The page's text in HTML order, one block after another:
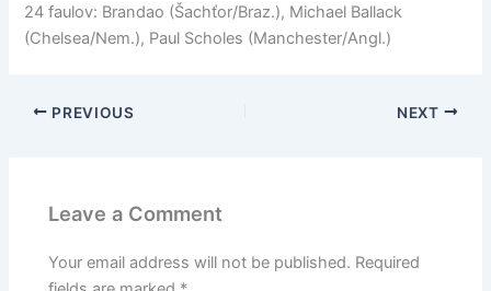
24 faulov: Brandao (Šachťor/Braz.), Michael Ballack
(Chelsea/Nem.), Paul Scholes (Manchester/Angl.)
PREVIOUS NEXT
Leave a Comment
Your email address will not be published. Required